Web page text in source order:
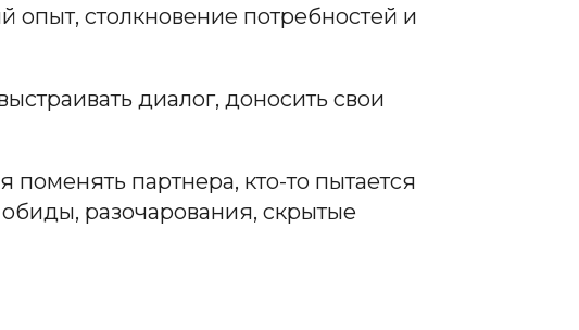
столкновение потребностей и
диалог, доносить свои
поменять партнера, кто-то пытается
разочарования, скрытые